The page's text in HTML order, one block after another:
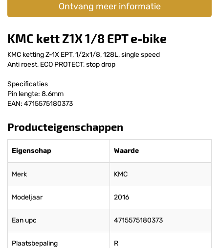
Ontvang meer informatie
KMC kett Z1X 1/8 EPT e-bike
KMC ketting Z-1X EPT, 1/2x1/8, 128L, single speed
Anti roest, ECO PROTECT, stop drop
Specificaties
Pin lengte: 8.6mm
EAN: 4715575180373
Producteigenschappen
Eigenschap Waarde
Merk KMC
Modeljaar 2016
Ean upc 4715575180373
Plaatsbepaling R